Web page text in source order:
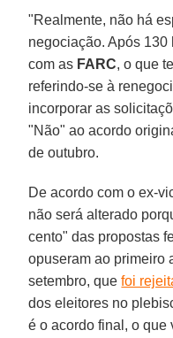
"Realmente, não há
negociação. Após
com as FARC, o que
referindo-se à
incorporar as
"Não" ao acordo
de outubro.
De acordo com o ex-
não será alterado
cento" das propostas
opuseram ao primeiro
setembro, quefoi
dos eleitores no
é o acordo final, o